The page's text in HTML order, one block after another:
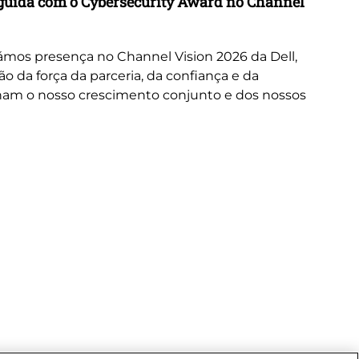
presença no Channel Vision 2026 da Dell,
da força da parceria, da confiança e da
o nosso crescimento conjunto e dos nossos